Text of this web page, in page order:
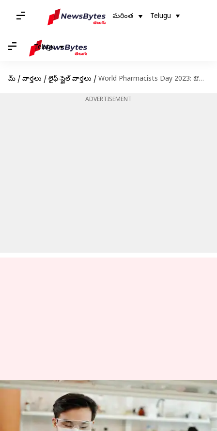
మరింత Telugu
Telugu
హోమ్ / వార్తలు / లైఫ్-స్టైల్ వార్తలు / World Pharmacists Day 2023: ఔషధ నిపుణుల దినోత్సవం గురించి తెలుసుకోవాల్సిన విషయాలు
ADVERTISEMENT
World Pharmacists Day 2023:
ఔషధ నిపుణుల దినోత్సవం గురించి
తెలుసుకోవాల్సిన విషయాలు